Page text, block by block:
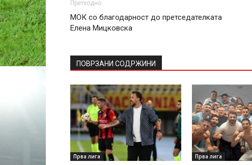
Претходно
МОК со благодарност до претседателката
Елена Мицковска
ПОВРЗАНИ СОДРЖИНИ
Прва лига Прва лига